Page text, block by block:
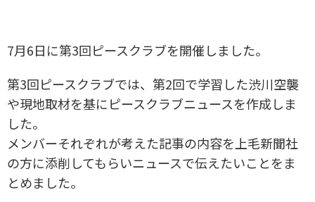
7月6日に第3回ピースクラブを開催しました。
第3回ピースクラブでは、第2回で学習した渋川空襲
や現地取材を基にピースクラブニュースを作成しま
した。
メンバーそれぞれが考えた記事の内容を上毛新聞社
の方に添削してもらいニュースで伝えたいことをま
とめました。